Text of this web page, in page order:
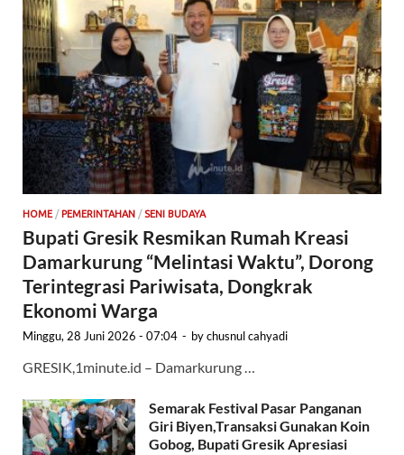
HOME/ PEMERINTAHAN /SENI BUDAYA
Bupati Gresik Resmikan Rumah Kreasi
Damarkurung “Melintasi Waktu”, Dorong
Terintegrasi Pariwisata, Dongkrak
Ekonomi Warga
Minggu, 28 Juni 2026 - 07:04 - bychusnul cahyadi
GRESIK,1minute.id – Damarkurung …
Semarak Festival Pasar Panganan
Giri Biyen,Transaksi Gunakan Koin
Gobog, Bupati Gresik Apresiasi